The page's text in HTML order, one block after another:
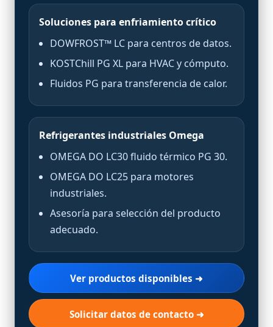
Soluciones para enfriamiento crítico
DOWFROST™ LC para centros de datos.
KOSTChill PG XL para HVAC y cómputo.
Fluidos PG para transferencia de calor.
Refrigerantes industriales Omega
OMEGA DO LC30 fluido térmico PG 30.
OMEGA DO LC25 para motores
industriales.
Asesoría para selección del producto
adecuado.
Ver productos disponibles ➜
Solicitar datos de contacto ➜